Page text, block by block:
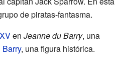
de piratas-fantasma.
en Jeanne du Barry, una
Barry, una figura histórica.